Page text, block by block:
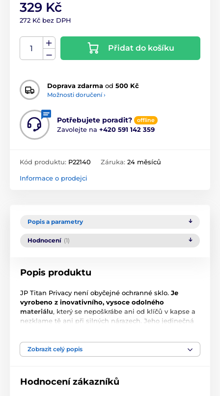
329 Kč
272 Kč bez DPH
Přidat do košíku
Doprava zdarma od 500 Kč
Možnosti doručení ›
Potřebujete poradit? offline
Zavolejte na +420 591 142 359
Kód produktu: P22140 Záruka: 24 měsíců
Informace o prodejci
Popis a parametry
Hodnocení (1)
Popis produktu
JP Titan Privacy není obyčejné ochranné sklo. Je
vyrobeno z inovativního, vysoce odolného
materiálu, který se nepoškrábe ani od klíčů v kapse a
nezklame tě ani při silných nárazech. Jeho jedinečná
Dalším skvělým rysem JP Titan Privacy je speciální
usnadňuje pohyb prstů po obrazovce. Tato prémiová
Zobrazit celý popis
Hodnocení zákazníků